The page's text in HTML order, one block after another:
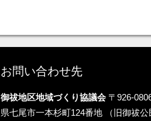
お問い合わせ先
御祓地区地域づくり協議会 〒926-
県七尾市一本杉町124番地 （旧御祓公